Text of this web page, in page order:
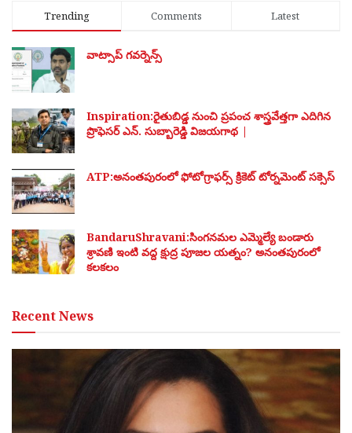
Trending Comments Latest
వాట్సాప్ గవర్నెన్స్
Inspiration:రైతుబిడ్డ నుంచి ప్రపంచ శాస్త్రవేత్తగా ఎదిగిన
ప్రొఫెసర్ ఎన్. సుబ్బారెడ్డి విజయగాథ |
ATP:అనంతపురంలో ఫోటోగ్రాఫర్స్ క్రికెట్ టోర్నమెంట్ సక్సెస్
BandaruShravani:సింగనమల ఎమ్మెల్యే బండారు
శ్రావణి ఇంటి వద్ద క్షుద్ర పూజల యత్నం? అనంతపురంలో
కలకలం
Recent News